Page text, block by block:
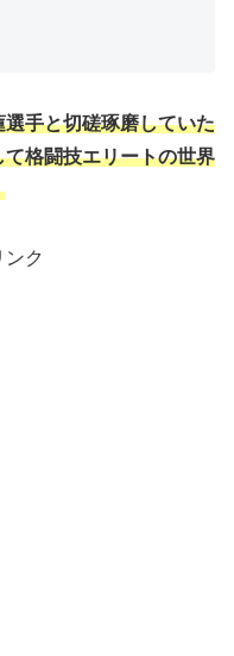
手と切磋琢磨していた
格闘技エリートの世界
ンク